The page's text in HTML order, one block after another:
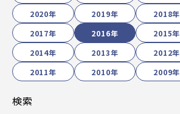
2020年
2019年
2018年
2017年
2016年
2015年
2014年
2013年
2012年
2011年
2010年 2009年
検索